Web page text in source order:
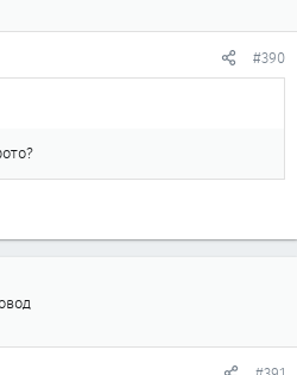
#390